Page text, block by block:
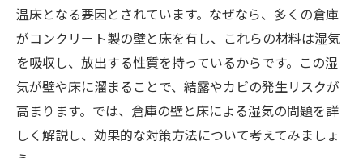
温床となる要因とされています。なぜなら、多くの倉庫
がコンクリート製の壁と床を有し、これらの材料は湿気
を吸収し、放出する性質を持っているからです。この湿
気が壁や床に溜まることで、結露やカビの発生リスクが
高まります。では、倉庫の壁と床による湿気の問題を詳
しく解説し、効果的な対策方法について考えてみましょ